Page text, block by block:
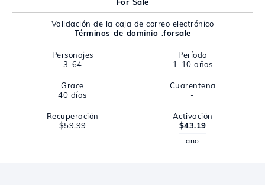
Validación de la caja de correo electrónico
Términos de dominio .forsale
Personajes
3-64
Período
1-10 años
Grace
40 días
Cuarentena
-
Recuperación
$59.99
Activación
$43.19
ano